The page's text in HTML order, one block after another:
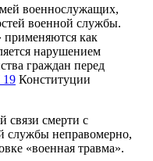
военнослужащих,
военной службы.
как
нарушением
граждан перед
19 Конституции
связи смерти с
службы неправомерно,
«военная травма».